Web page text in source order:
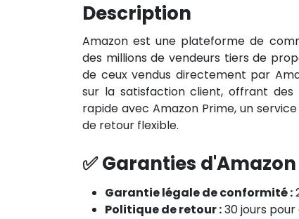
Description
Amazon est une plateforme de
des millions de vendeurs tiers de
de ceux vendus directement par
sur la satisfaction client, offrant des
rapide avec Amazon Prime, un
de retour flexible.
✅ Garanties d'Amazon
Garantie légale de conformité :
Politique de retour :30 jours